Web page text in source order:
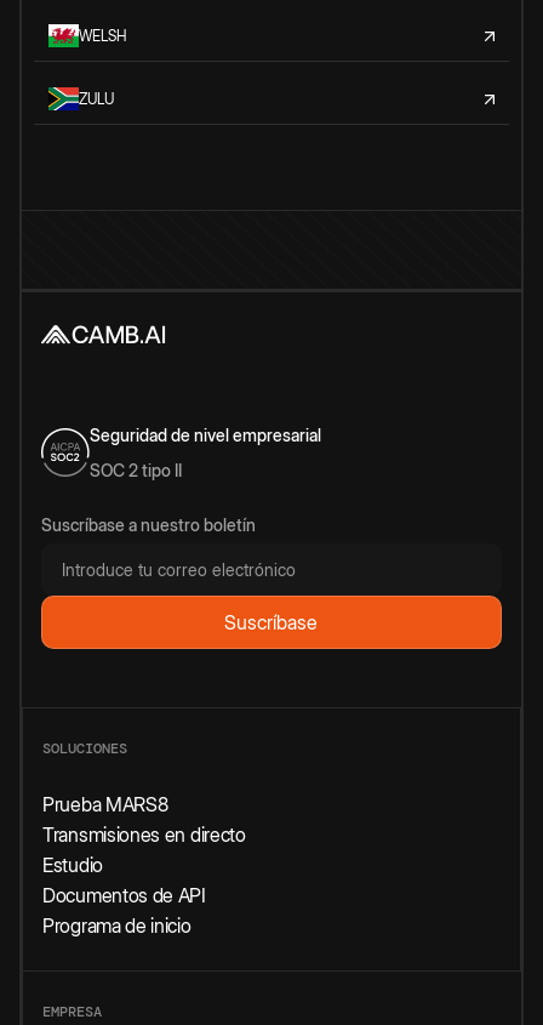
WELSH
ZULU
Seguridad de nivel empresarial
SOC 2 tipo II
Suscríbase a nuestro boletín
SOLUCIONES
Prueba MARS8
Transmisiones en directo
Estudio
Documentos de API
Programa de inicio
EMPRESA